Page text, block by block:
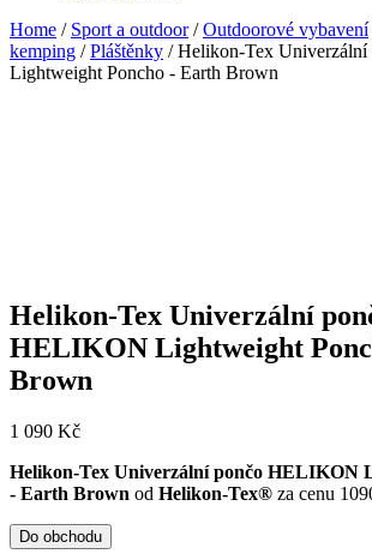
Home / Sport a outdoor/Outdoorové vybavení
kemping /Pláštěnky / Helikon-Tex
Lightweight Poncho - Earth Brown
Helikon-Tex Univerzální
HELIKON Lightweight
Brown
1 090 Kč
Helikon-Tex Univerzální pončo HELIKON
- Earth Brown od Helikon-Tex® za cenu
Do obchodu